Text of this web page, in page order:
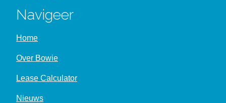
Navigeer
Home
Over Bowie
Lease Calculator
Nieuws